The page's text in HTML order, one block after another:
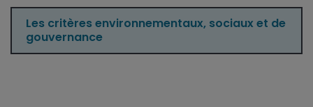
Les critères environnementaux, sociaux et de
gouvernance